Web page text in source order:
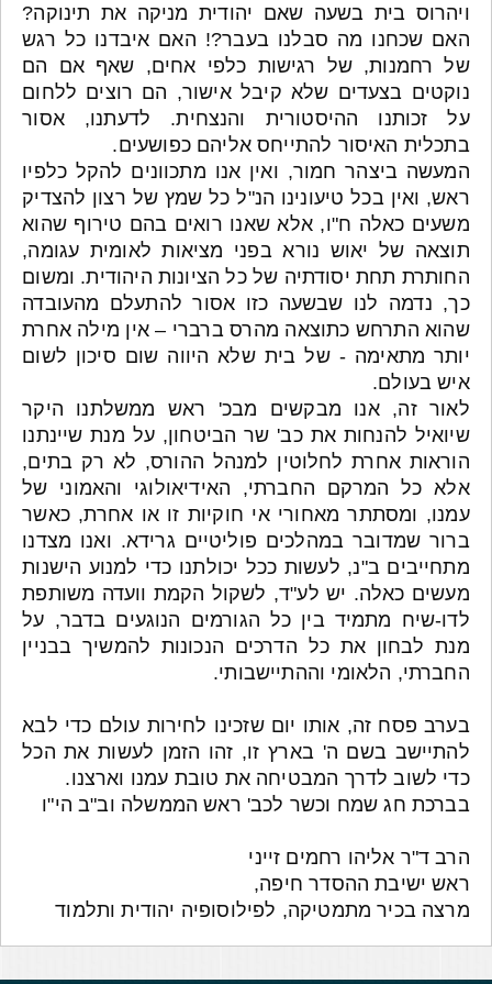
ויהרוס בית בשעה שאם יהודית מניקה את תינוקה?
האם שכחנו מה סבלנו בעבר?! האם איבדנו כל רגש
של רחמנות, של רגישות כלפי אחים, שאף אם הם
נוקטים בצעדים שלא קיבל אישור, הם רוצים ללחום
על זכותנו ההיסטורית והנצחית. לדעתנו, אסור
בתכלית האיסור להתייחס אליהם כפושעים.
המעשה ביצהר חמור, ואין אנו מתכוונים להקל כלפיו
ראש, ואין בכל טיעונינו הנ"ל כל שמץ של רצון להצדיק
משעים כאלה ח"ו, אלא שאנו רואים בהם טירוף שהוא
תוצאה של יאוש נורא בפני מציאות לאומית עגומה,
החותרת תחת יסודתיה של כל הציונות היהודית. ומשום
כך, נדמה לנו שבשעה כזו אסור להתעלם מהעובדה
שהוא התרחש כתוצאה מהרס ברברי – אין מילה אחרת
יותר מתאימה - של בית שלא היווה שום סיכון לשום
איש בעולם.
לאור זה, אנו מבקשים מבכ' ראש ממשלתנו היקר
שיואיל להנחות את כב' שר הביטחון, על מנת שיינתנו
הוראות אחרת לחלוטין למנהל ההורס, לא רק בתים,
אלא כל המרקם החברתי, האידיאולוגי והאמוני של
עמנו, ומסתתר מאחורי אי חוקיות זו או אחרת, כאשר
ברור שמדובר במהלכים פוליטיים גרידא. ואנו מצדנו
מתחייבים ב"נ, לעשות ככל יכולתנו כדי למנוע הישנות
מעשים כאלה. יש לע"ד, לשקול הקמת וועדה משותפת
לדו-שיח מתמיד בין כל הגורמים הנוגעים בדבר, על
מנת לבחון את כל הדרכים הנכונות להמשיך בבניין
החברתי, הלאומי וההתיישבותי.
בערב פסח זה, אותו יום שזכינו לחירות עולם כדי לבא
להתיישב בשם ה' בארץ זו, זהו הזמן לעשות את הכל
כדי לשוב לדרך המבטיחה את טובת עמנו וארצנו.
בברכת חג שמח וכשר לכב' ראש הממשלה וב"ב הי"ו
הרב ד"ר אליהו רחמים זייני
ראש ישיבת ההסדר חיפה,
מרצה בכיר מתמטיקה, לפילוסופיה יהודית ותלמוד